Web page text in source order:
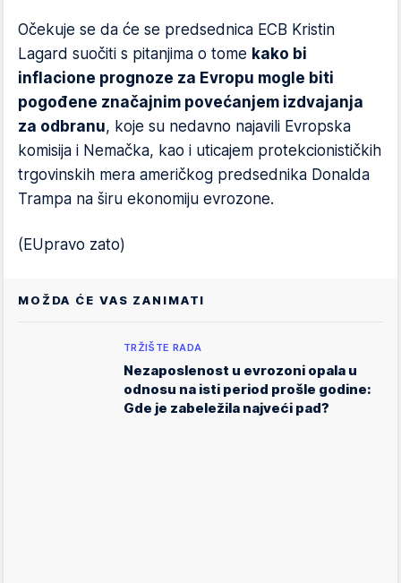
Očekuje se da će se predsednica ECB Kristin
Lagard suočiti s pitanjima o tome kako bi
inflacione prognoze za Evropu mogle biti
pogođene značajnim povećanjem izdvajanja
za odbranu, koje su nedavno najavili Evropska
komisija i Nemačka, kao i uticajem protekcionističkih
trgovinskih mera američkog predsednika Donalda
Trampa na širu ekonomiju evrozone.
(EUpravo zato)
MOŽDA ĆE VAS ZANIMATI
TRŽIŠTE RADA
Nezaposlenost u evrozoni opala u
odnosu na isti period prošle godine:
Gde je zabeležila najveći pad?